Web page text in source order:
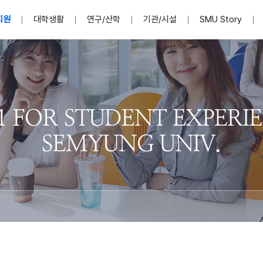
설립자발자취 이사장인사말 법인소개
자매회사
임원현황
이사회(개
학교법인
인사말 역대총장
제8,9대 총장 이용걸
제6,7대 총장 김유성
제5대 총장 김광림
입학홈페이지 입학정보통합시스템(합격조
일반ㆍ경영행정복지대학원 저널리즘대학원
처
취·창업지원처 소개 학생종합경력시스템
인문예술대학
미디어콘텐츠창작학과
외국어학부
아트앤산업디자인학과
실내디자인학과
시각·영상디자인학과
패션디자인학과
공연예술학과
영화웹툰애니메이션학과
미디어문화학부
사회과학대학
경찰학과
행정학과
법학과
부동산지적학과
소방방재학과
경영학과
회계세무금융학과
글로벌물류학과
호텔경영학과
관광경영학과
원
교직과정안내
교직교육 목적 및 교육목표
이수안내
교직과목 해설
신청서 다운로드
연계전공
연계전공안내
e-Book디자인ㆍ제
정밀의료인공지능
화장품생명융합학
대학생활
내영상
학생상담/심리 권익보호 사회봉사지원
센터 및 조직소
규정집
주요업무
봉사단운영
대학축제 학생자치기구 학생커뮤니티
연구/산학
산학협력단 소개 연구지원 지식재산권
교내학술연구비 지원
국제학술지 논문게재
국제학술회의 참가경비 지원
학술대회 참가
세명대학교 연구윤리 생명윤리위원회
기관/시설
교육혁신·학생성공본부 대학혁신사업단
교무연구처 기획실 학생처
사무처
산학협력단
학술정보원
편집방송국
SMU Story
일반공지 장학 및 학사안내
입찰공고
교원(강사,겸임교원포함)채용정보
행사안내
학생활동
아카데